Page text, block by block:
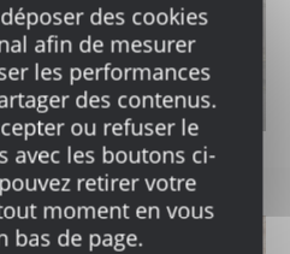
Voir
des cookies
afin de mesurer
les performances
des contenus.
ou refuser le
avec les boutons ci-
retirer votre
moment en vous
bas de page.